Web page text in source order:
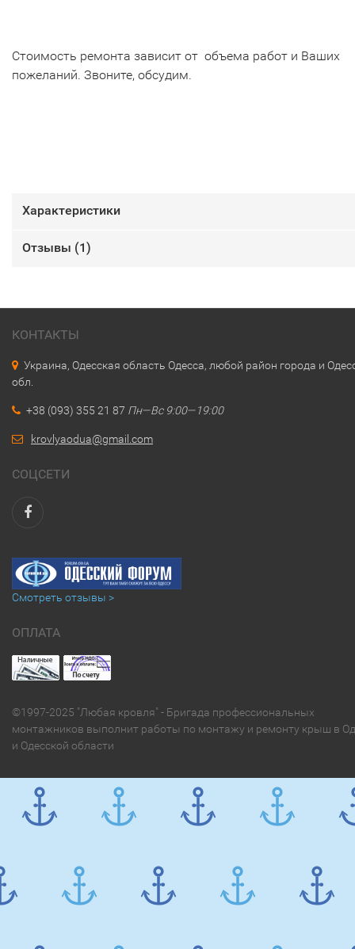
Стоимость ремонта зависит от объема работ и Ваших
пожеланий. Звоните, обсудим.
Характеристики
Отзывы (1)
КОНТАКТЫ
Украина, Одесская область Одесса, любой район города и
обл.
+38 (093) 355 21 87 Пн—Вс 9:00—19:00
krovlyaodua@gmail.com
СОЦСЕТИ
Смотреть отзывы >
ОПЛАТА
©1997-2025 "Любая кровля" - Бригада профессиональных
монтажников выполнит работы по монтажу и ремонту крыш в
и Одесской области